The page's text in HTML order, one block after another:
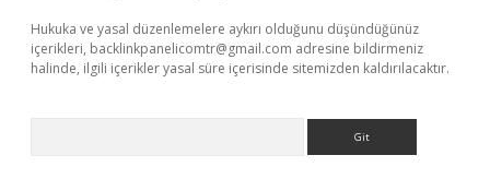
Hukuka ve yasal düzenlemelere aykırı olduğunu düşündüğünüz
içerikleri, backlinkpanelicomtr@gmail.com adresine bildirmeniz
halinde, ilgili içerikler yasal süre içerisinde sitemizden kaldırılacaktır.